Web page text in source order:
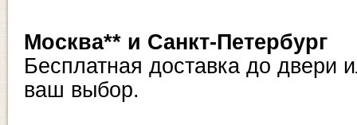
Москва** и Санкт-Петербург
Бесплатная доставка до двери
ваш выбор.